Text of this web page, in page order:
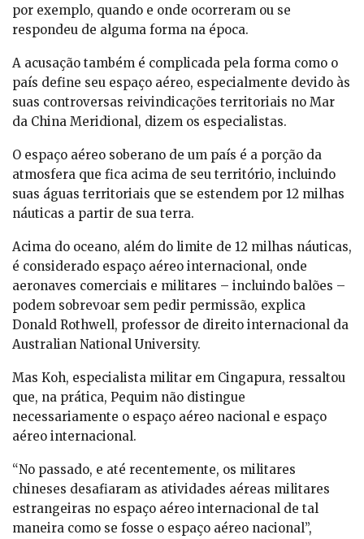
por exemplo, quando e onde ocorreram ou se
respondeu de alguma forma na época.
A acusação também é complicada pela forma como o
país define seu espaço aéreo, especialmente devido às
suas controversas reivindicações territoriais no Mar
da China Meridional, dizem os especialistas.
O espaço aéreo soberano de um país é a porção da
atmosfera que fica acima de seu território, incluindo
suas águas territoriais que se estendem por 12 milhas
náuticas a partir de sua terra.
Acima do oceano, além do limite de 12 milhas náuticas,
é considerado espaço aéreo internacional, onde
aeronaves comerciais e militares – incluindo balões –
podem sobrevoar sem pedir permissão, explica
Donald Rothwell, professor de direito internacional da
Australian National University.
Mas Koh, especialista militar em Cingapura, ressaltou
que, na prática, Pequim não distingue
necessariamente o espaço aéreo nacional e espaço
aéreo internacional.
“No passado, e até recentemente, os militares
chineses desafiaram as atividades aéreas militares
estrangeiras no espaço aéreo internacional de tal
maneira como se fosse o espaço aéreo nacional”,